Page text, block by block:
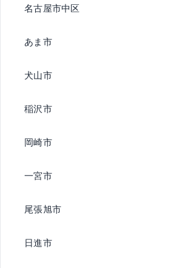
名古屋市中区
あま市
犬山市
稲沢市
岡崎市
一宮市
尾張旭市
日進市